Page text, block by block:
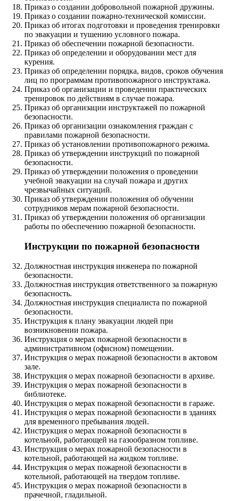
Приказ о создании добровольной пожарной дружины.
Приказ о создании пожарно-технической комиссии.
Приказ об итогах подготовки и проведения тренировки
по эвакуации и тушению условного пожара.
Приказ об обеспечении пожарной безопасности.
Приказ об определении и оборудовании мест для
курения.
Приказ об определении порядка, видов, сроков обучения
лиц по программам противопожарного инструктажа.
Приказ об организации и проведении практических
тренировок по действиям в случае пожара.
Приказ об организации инструктажей по пожарной
безопасности.
Приказ об организации ознакомления граждан с
правилами пожарной безопасности.
Приказ об установлении противопожарного режима.
Приказ об утверждении инструкций по пожарной
безопасности.
Приказ об утверждении положения о проведении
учебной эвакуации на случай пожара и других
чрезвычайных ситуаций.
Приказ об утверждении положения об обучении
сотрудников мерам пожарной безопасности.
Приказ об утверждении положения об организации
работы по обеспечению пожарной безопасности.
Инструкции по пожарной безопасности
Должностная инструкция инженера по пожарной
безопасности.
Должностная инструкция ответственного за пожарную
безопасность.
Должностная инструкция специалиста по пожарной
безопасности.
Инструкция к плану эвакуации людей при
возникновении пожара.
Инструкция о мерах пожарной безопасности в
административном (офисном) помещении.
Инструкция о мерах пожарной безопасности в актовом
зале.
Инструкция о мерах пожарной безопасности в архиве.
Инструкция о мерах пожарной безопасности в
библиотеке.
Инструкция о мерах пожарной безопасности в гараже.
Инструкция о мерах пожарной безопасности в зданиях
для временного пребывания людей.
Инструкция о мерах пожарной безопасности в
котельной, работающей на газообразном топливе.
Инструкция о мерах пожарной безопасности в
котельной, работающей на жидком топливе.
Инструкция о мерах пожарной безопасности в
котельной, работающей на твердом топливе.
Инструкция о мерах пожарной безопасности в
прачечной, гладильной.